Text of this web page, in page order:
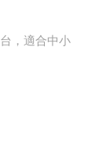
，適合中小